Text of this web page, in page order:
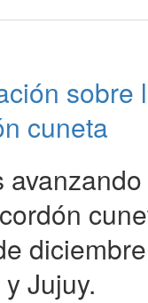
sobre
cuneta
Jujuy.